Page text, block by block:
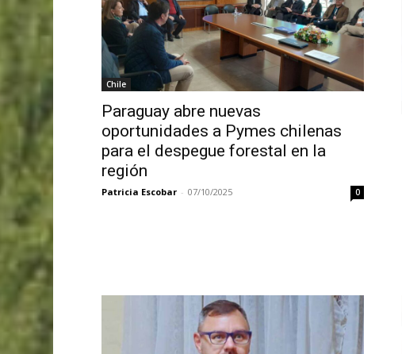
Chile
Paraguay abre nuevas
oportunidades a Pymes chilenas
para el despegue forestal en la
región
Patricia Escobar - 07/10/2025 0